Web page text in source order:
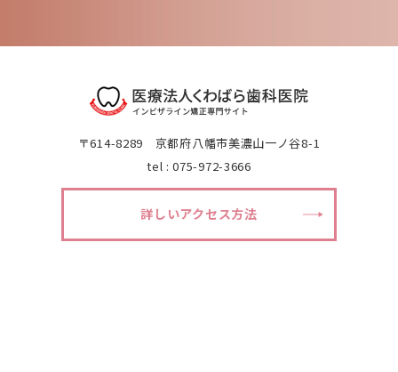
〒614-8289 京都府八幡市美濃山一ノ谷8-1
tel : 075-972-3666
詳しいアクセス方法